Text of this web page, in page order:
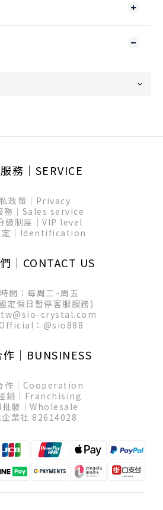
務│SERVICE
政策│Privacy
務│Sales service
級制度│VIP level
定│Identification
│CONTACT US
間：每周二~周五
定假日暫停客服服務)
crystal.com
： @sio888
作│BUNSINESS
作│Cooperation
銷│Franchising
批發│Wholesale
企業社 82614028